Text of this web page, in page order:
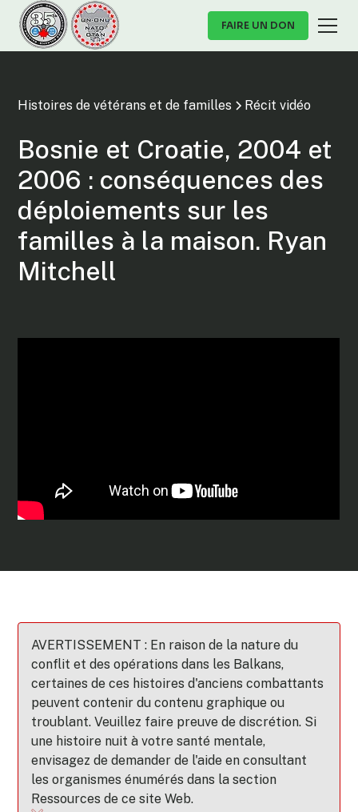
FAIRE UN DON
Histoires de vétérans et de familles Récit vidéo
Bosnie et Croatie, 2004 et
2006 : conséquences des
déploiements sur les
familles à la maison. Ryan
Mitchell
AVERTISSEMENT : En raison de la nature du
conflit et des opérations dans les Balkans,
certaines de ces histoires d'anciens combattants
peuvent contenir du contenu graphique ou
troublant. Veuillez faire preuve de discrétion. Si
une histoire nuit à votre santé mentale,
envisagez de demander de l'aide en consultant
les organismes énumérés dans la section
Ressources de ce site Web.